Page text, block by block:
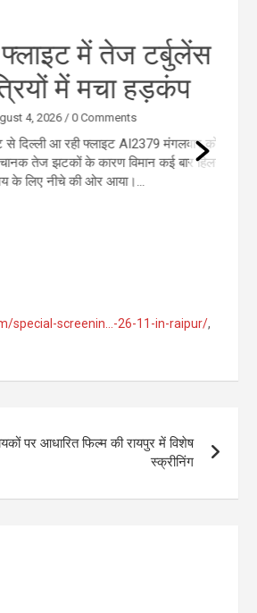
में तेज टर्बुलेंस
में मचा हड़कंप
2026/0 Comments
आ रही फ्लाइट AI2379 मंगलवार को
झटकों के कारण विमान कई बार हिलने
नीचे की ओर आया।...
special-screenin…-26-11-in-raipur/,
पर आधारित फिल्म की रायपुर में विशेष
स्क्रीनिंग